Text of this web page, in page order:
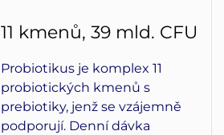
11 kmenů, 39 mld. CFU
Probiotikus je komplex 11
probiotických kmenů s
prebiotiky, jenž se vzájemně
podporují. Denní dávka